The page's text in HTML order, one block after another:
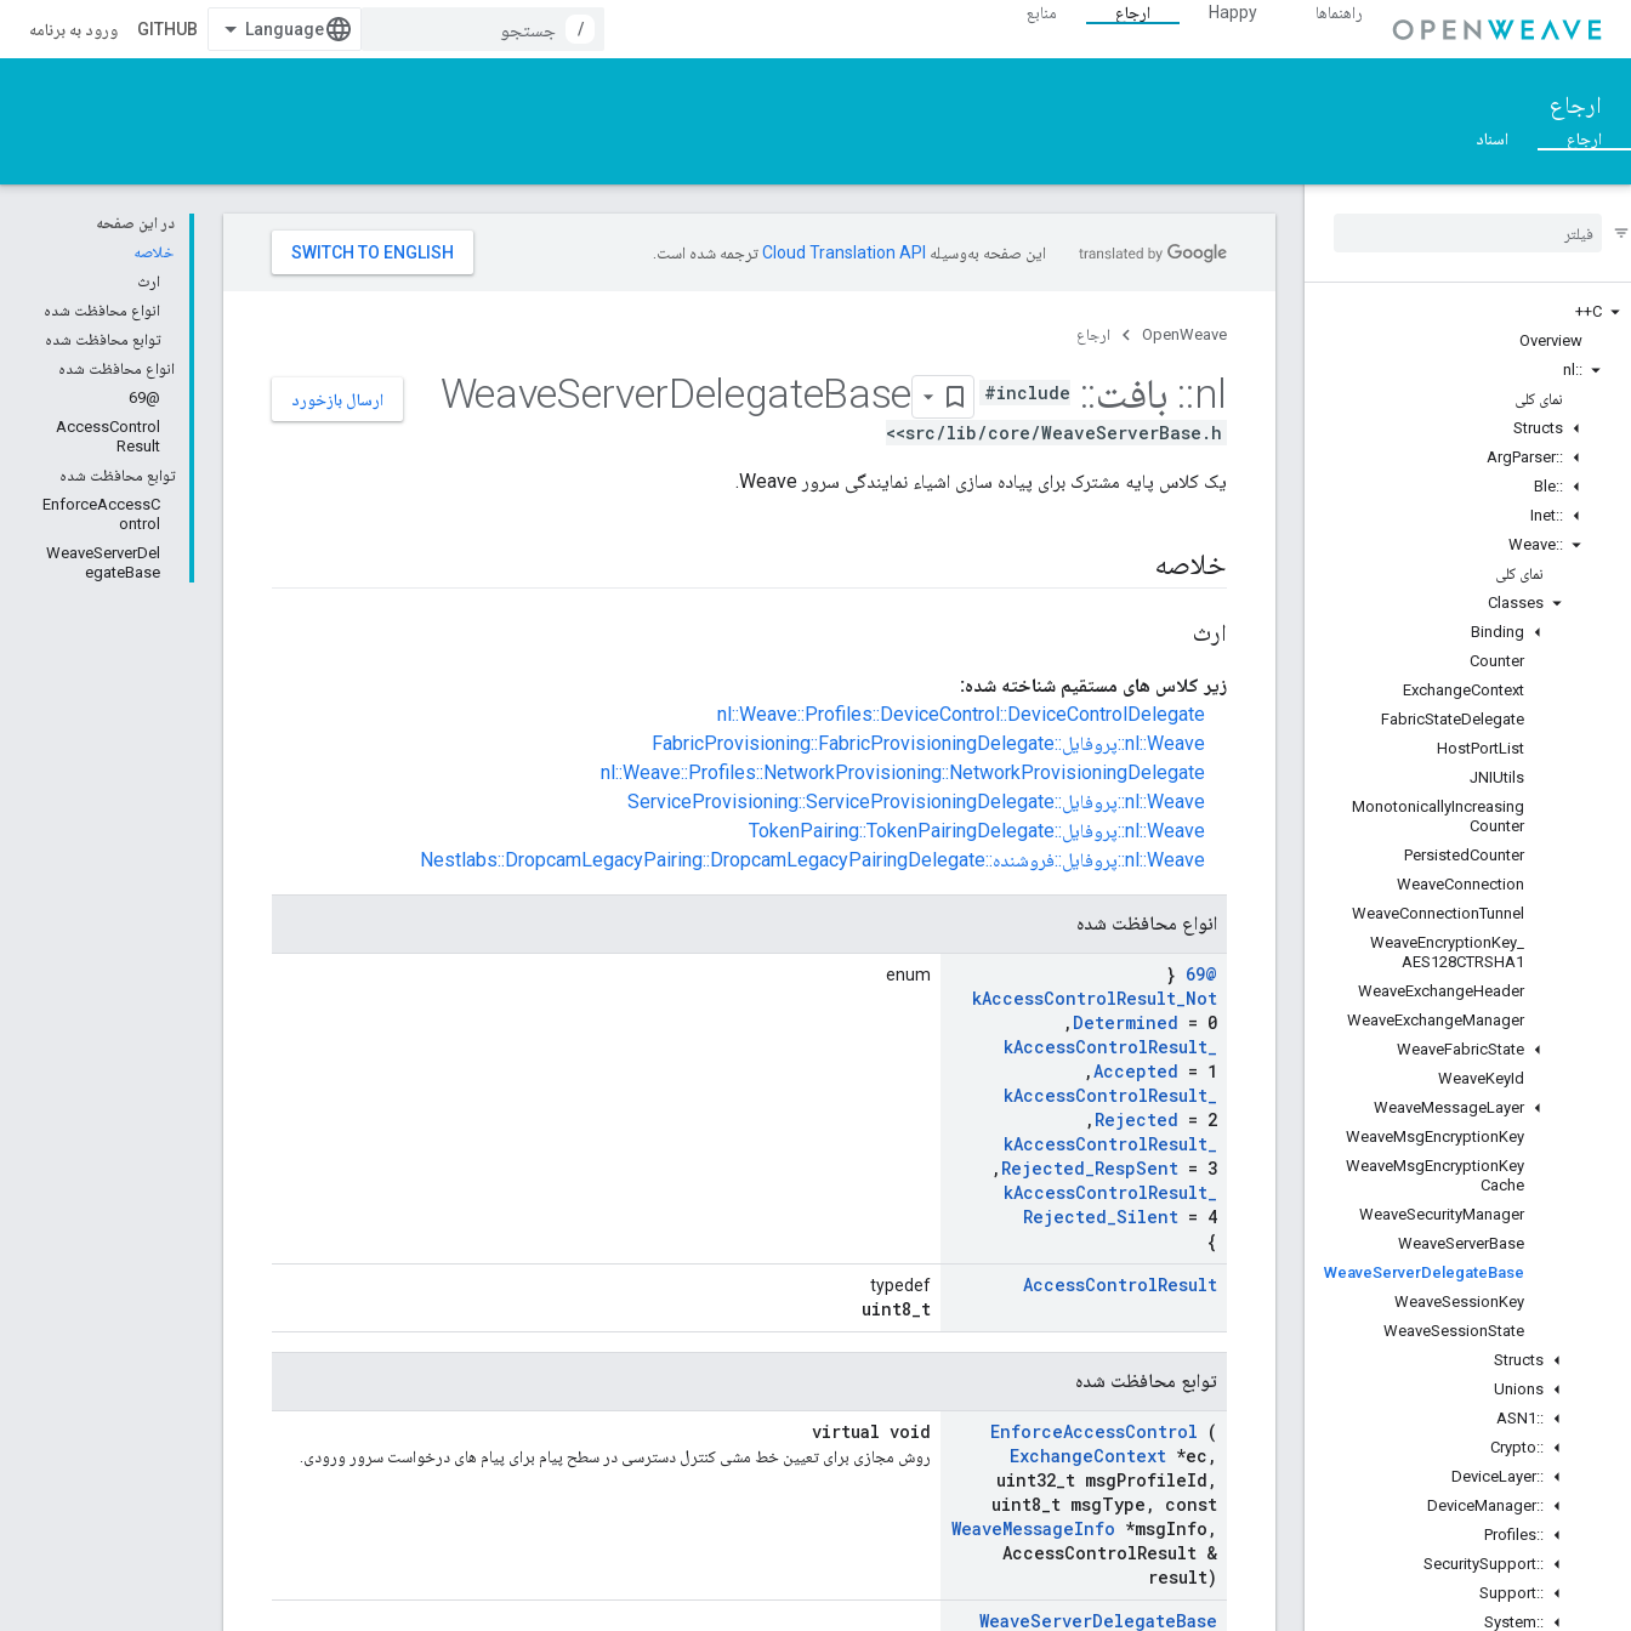
راهنماها Happy ارجاع
منابع
/
GITHUB ورود به برنامه
ارجاع
ارجاع اسناد
C++
Overview
::
nl
نمای کلی
Structs
::
ArgParser
::
Ble
::
Inet
::
Weave
نمای کلی
Classes
Binding
Counter
ExchangeContext
FabricStateDelegate
HostPortList
JNIUtils
MonotonicallyIncreasing
Counter
PersistedCounter
WeaveConnection
WeaveConnectionTunnel
WeaveEncryptionKey
AES128CTRSHA1
WeaveExchangeHeader
WeaveExchangeManager
WeaveFabricState
WeaveKeyId
WeaveMessageLayer
WeaveMsgEncryptionKey
WeaveMsgEncryptionKey
Cache
WeaveSecurityManager
WeaveServerBase
WeaveServerDelegateBase
WeaveSessionKey
WeaveSessionState
Structs
Unions
::
ASN1
::
Crypto
::
DeviceLayer
::
DeviceManager
::
Profiles
::
SecuritySupport
::
Support
::
System
در این صفحه
خلاصه
ارث
انواع محافظت شده
توابع محافظت شده
انواع محافظت شده
@69
AccessControl
Result
توابع محافظت شده
EnforceAccessC
ontrol
WeaveServerDel
egateBase
این صفحه به‌وسیله ترجمه شده است.
OpenWeave ارجاع
ارسال بازخورد nl
:: بافت::
ServerDelegateBase
#include
<src/lib/core/WeaveServerBase.h>
یک کلاس پایه مشترک برای پیاده سازی اشیاء نمایندگی سرور Weave.
خلاصه
ارث
زیر کلاس های مستقیم شناخته شده:
nl::Weave::Profiles::DeviceControl::DeviceControlDelegate
nl::Weave::پروفایل::FabricProvisioning::FabricProvisioningDelegate
nl::Weave::Profiles::NetworkProvisioning::NetworkProvisioningDelegate
nl::Weave::پروفایل::ServiceProvisioning::ServiceProvisioningDelegate
nl::Weave::پروفایل::TokenPairing::TokenPairingDelegate
nl::Weave::پروفایل::فروشنده::Nestlabs::DropcamLegacyPairing::DropcamLegacyPairingDelegate
انواع محافظت شده
@69
{
kAccessControlResult_Not
Determined = 0
,
kAccessControlResult_
Accepted = 1
,
kAccessControlResult_
Rejected = 2
,
kAccessControlResult_
Rejected_RespSent = 3
,
kAccessControlResult_
Rejected_Silent = 4
}
enum
AccessControlResult
typedef
uint8_t
توابع محافظت شده
EnforceAccessControl (
ExchangeContext *ec ,
uint32 t msgProfileId ,
uint8 t msgType ,
const
WeaveMessageInfo *msgInfo ,
AccessControlResult &
result)
virtual void
روش مجازی برای تعیین خط مشی کنترل دسترسی در سطح پیام برای پیام های درخواست سرور ورودی.
WeaveServerDelegateBase